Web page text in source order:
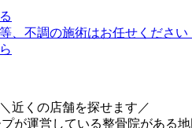
＼近くの店舗を探せます／